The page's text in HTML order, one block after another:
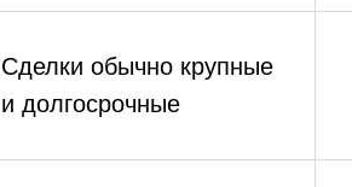
Сделки обычно крупные
и долгосрочные